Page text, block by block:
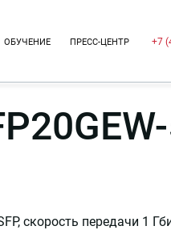
ОБУЧЕНИЕ ПРЕСС-ЦЕНТР +7
скорость передачи 1